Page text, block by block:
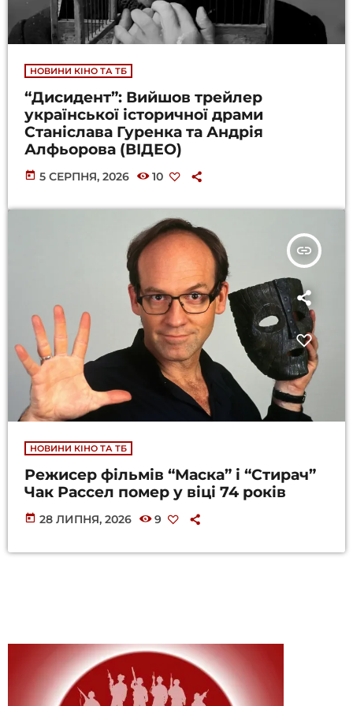
НОВИНИ КІНО ТА ТБ
“Дисидент”: Вийшов трейлер
української історичної драми
Станіслава Гуренка та Андрія
Алфьорова (ВІДЕО)
today 5 СЕРПНЯ, 2026 10
insert_link
НОВИНИ КІНО ТА ТБ
Режисер фільмів “Маска” і “Стирач”
Чак Рассел помер у віці 74 років
today 28 ЛИПНЯ, 2026 9